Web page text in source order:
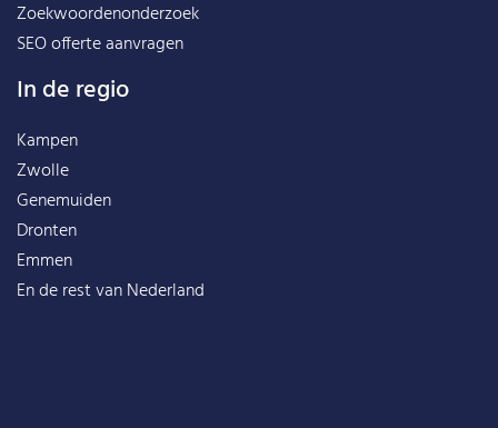
Zoekwoordenonderzoek
SEO offerte aanvragen
In de regio
Kampen
Zwolle
Genemuiden
Dronten
Emmen
En de rest vanNederland